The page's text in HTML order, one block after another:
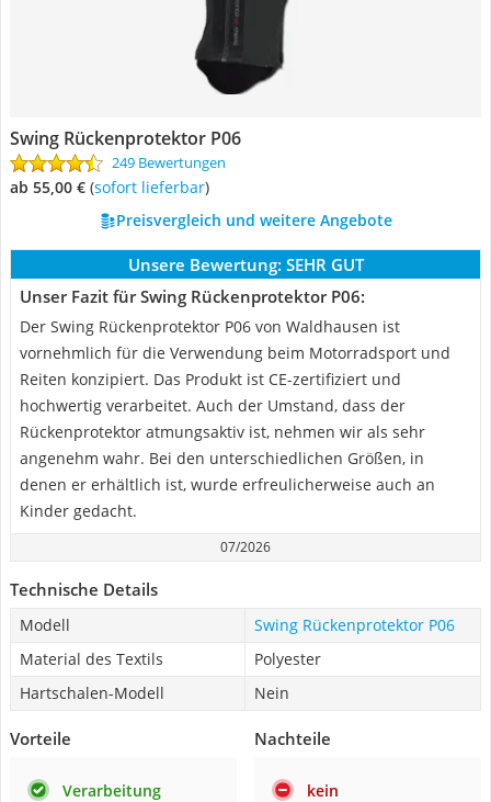
Swing Rückenprotektor P06
249 Bewertungen
ab 55,00 € ( Sofort lieferbar)
Preisvergleich und weitere Angebote
Unsere Bewertung: SEHR GUT
Unser Fazit für Swing Rückenprotektor P06:
Der Swing Rückenprotektor P06 von Waldhausen ist
vornehmlich für die Verwendung beim Motorradsport und
Reiten konzipiert. Das Produkt ist CE-zertifiziert und
hochwertig verarbeitet. Auch der Umstand, dass der
Rückenprotektor atmungsaktiv ist, nehmen wir als sehr
angenehm wahr. Bei den unterschiedlichen Größen, in
denen er erhältlich ist, wurde erfreulicherweise auch an
Kinder gedacht.
07/2026
Technische Details
Modell
Swing Rückenprotektor P06
Material des Textils
Polyester
Hartschalen-Modell
Nein
Vorteile
Verarbeitung
Nachteile
kein